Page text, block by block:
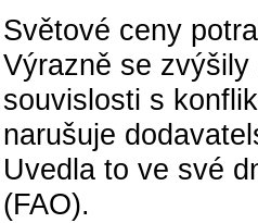
Světové ceny
Výrazně se
souvislosti s
narušuje
Uvedla to ve své
(FAO).